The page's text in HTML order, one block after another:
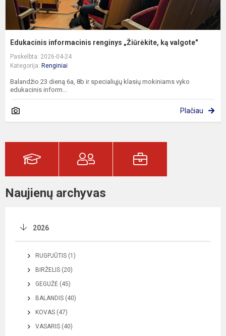
Edukacinis informacinis renginys „Žiūrėkite, ką valgote"
Paskelbta: 2026-04-24
Kategorija: Renginiai
Balandžio 23 dieną 6a, 8b ir specialiųjų klasių mokiniams vyko
edukacinis inform...
Plačiau
Naujienų archyvas
2026
RUGPJŪTIS (1)
BIRŽELIS (20)
GEGUŽĖ (45)
BALANDIS (40)
KOVAS (47)
VASARIS (40)